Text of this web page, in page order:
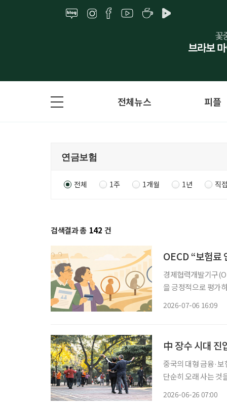
전체뉴스 피플
전체 1주 1개월 1년 직
검색결과 총 142 건
OECD “보험료
경제협력개발기구
을 긍정적으로 평가
2026-07-06 16:09
中 장수 시대 진
중국의 대형 금융·보
단순히 오래 사는 것
2026-06-26 07:00